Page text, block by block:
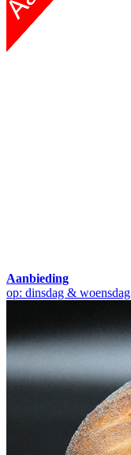
Aanbieding
op: dinsdag & woensdag